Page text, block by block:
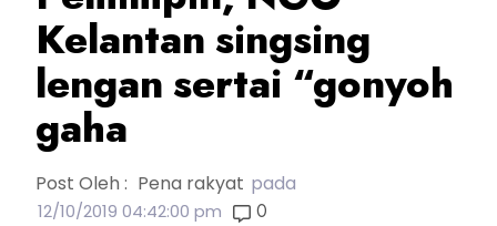
Kelantan singsing
lengan sertai “gonyoh
gaha
Post Oleh : Pena rakyat pada
12/10/2019 04:42:00 pm 0